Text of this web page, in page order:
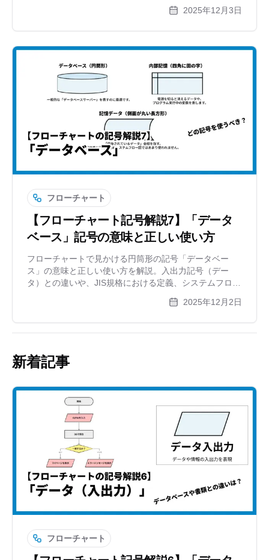
のファイル出力についても紹介します。
2025年12月3日
フローチャート
【フローチャート記号解説7】「データ
ベース」記号の意味と正しい使い方
フローチャートで見かける円筒形の記号「データベー
ス」の意味と正しい使い方を解説。入出力記号（デー
タ）との違いや、JIS規格における定義、システムフロー
えば、専門的な記号も簡単に配置可能です。2025年12月2日
新着記事
フローチャート